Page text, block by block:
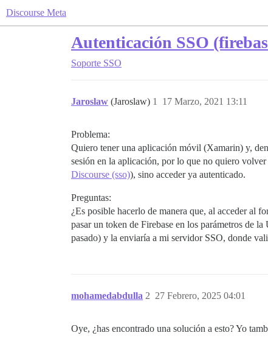
Discourse Meta
Autenticación SSO
Soporte SSO
Jaroslaw (Jaroslaw) 17 Marzo, 2021 13:11
1
Problema:
Quiero tener una aplicación móvil (Xamarin) y,
sesión en la aplicación, por lo que no quiero
Discourse (sso)), sino acceder ya autenticado.
Preguntas:
¿Es posible hacerlo de manera que, al acceder al
pasar un token de Firebase en los parámetros de
pasado) y la enviaría a mi servidor SSO, donde
mohamedabdulla 27 Febrero, 2025 04:01
2
Oye, ¿has encontrado una solución a esto? Yo